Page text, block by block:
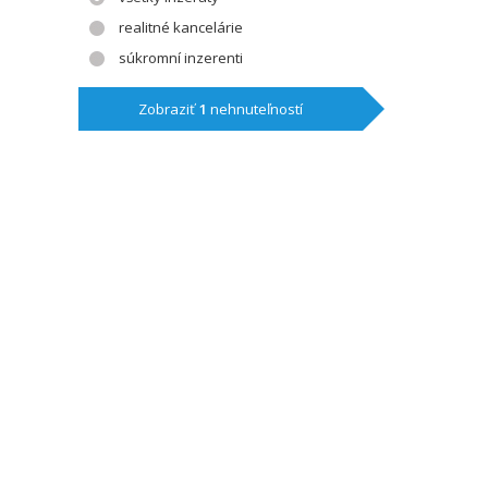
realitné kancelárie
súkromní inzerenti
Zobraziť1 nehnuteľností